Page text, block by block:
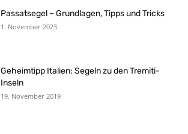
Passatsegel – Grundlagen, Tipps und Tricks
1. November 2023
Geheimtipp Italien: Segeln zu den Tremiti-
Inseln
19. November 2019